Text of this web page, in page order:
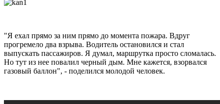
"Я ехал прямо за ним прямо до момента пожара. Вдруг
прогремело два взрыва. Водитель остановился и стал
выпускать пассажиров. Я думал, маршрутка просто сломалась.
Но тут из нее повалил черный дым. Мне кажется, взорвался
газовый баллон", - поделился молодой человек.